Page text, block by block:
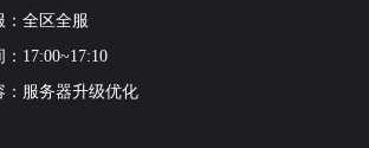
：全区全服
17:00~17:10
：服务器升级优化